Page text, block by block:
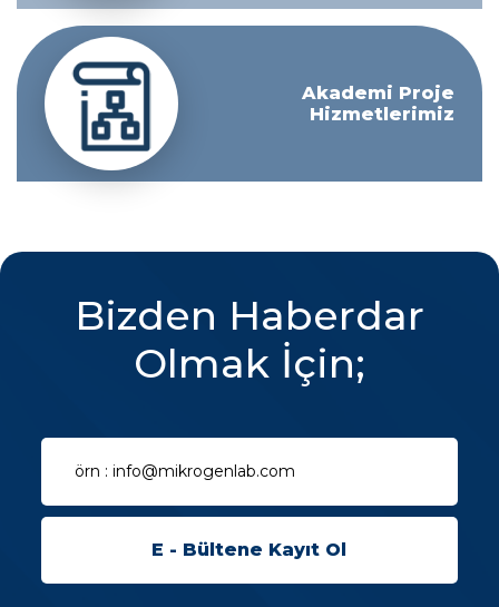
Akademi Proje
Hizmetlerimiz
Bizden Haberdar
Olmak İçin;